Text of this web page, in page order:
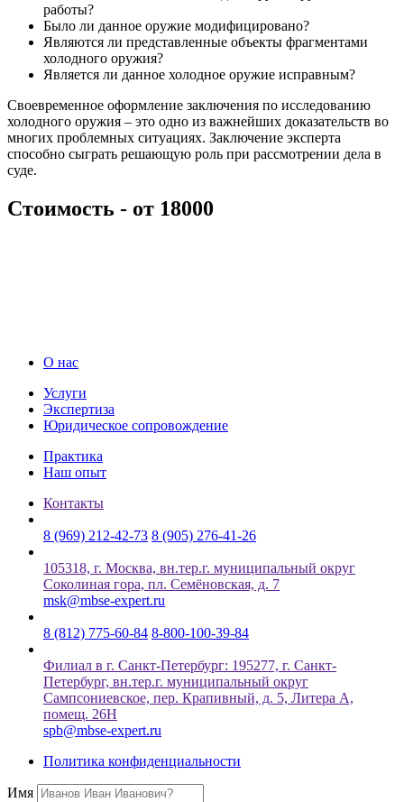
работы?
Было ли данное оружие модифицировано?
Являются ли представленные объекты фрагментами
холодного оружия?
Является ли данное холодное оружие исправным?
Своевременное оформление заключения по исследованию
холодного оружия – это одно из важнейших доказательств во
многих проблемных ситуациях. Заключение эксперта
способно сыграть решающую роль при рассмотрении дела в
суде.
Стоимость - от 18000
О нас
Услуги
Экспертиза
Юридическое сопровождение
Практика
Наш опыт
Контакты
8 (969) 212-42-73 8 (905) 276-41-26
105318, г. Москва, вн.тер.г. муниципальный округ
Соколиная гора, пл. Семёновская, д. 7
msk@mbse-expert.ru
8 (812) 775-60-84 8-800-100-39-84
Филиал в г. Санкт-Петербург: 195277, г. Санкт-
Петербург, вн.тер.г. муниципальный округ
Сампсониевское, пер. Крапивный, д. 5, Литера А,
помещ. 26Н
spb@mbse-expert.ru
Политика конфиденциальности
Имя